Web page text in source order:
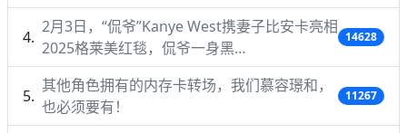
2月3日，“侃爷”Kanye West携妻子比安卡亮相
2025格莱美红毯，侃爷一身黑…
14628
其他角色拥有的内存卡转场，我们慕容璟和，
也必须要有！
11267